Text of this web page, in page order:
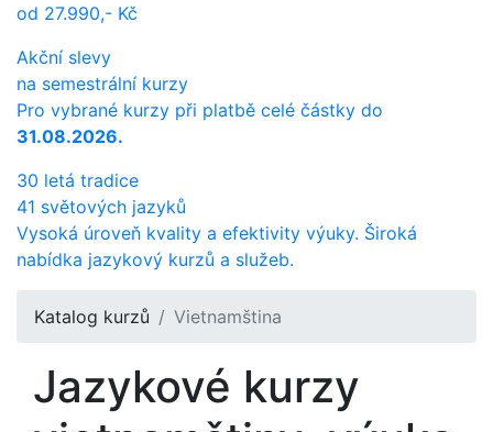
od 27.990,- Kč
Akční slevy
na semestrální kurzy
Pro vybrané kurzy při platbě celé částky do
31.08.2026.
30 letá tradice
41 světových jazyků
Vysoká úroveň kvality a efektivity výuky. Široká
nabídka jazykový kurzů a služeb.
Katalog kurzů Vietnamština
Jazykové kurzy